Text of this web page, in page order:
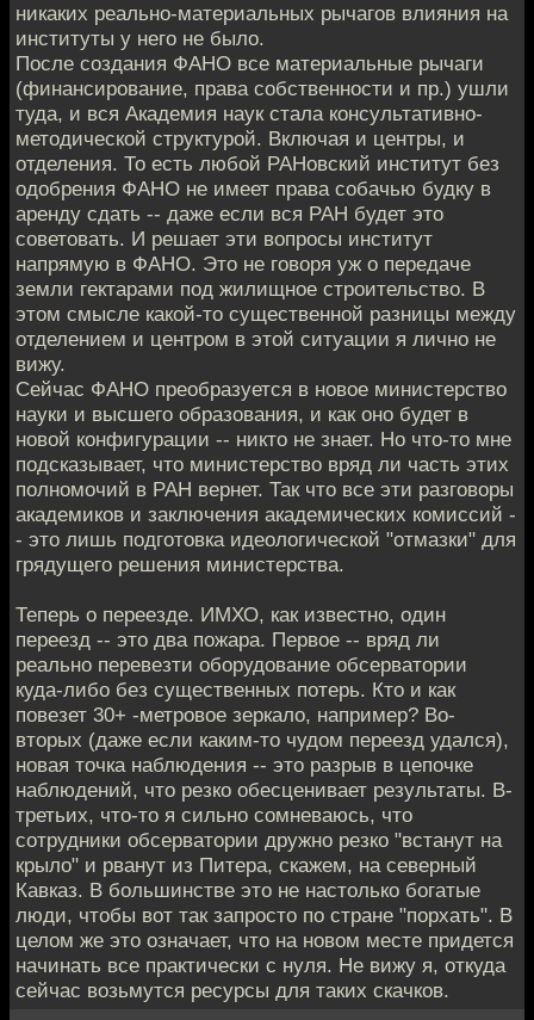
никаких реально-материальных рычагов влияния на
институты у него не было.
После создания ФАНО все материальные рычаги
(финансирование, права собственности и пр.) ушли
туда, и вся Академия наук стала консультативно-
методической структурой. Включая и центры, и
отделения. То есть любой РАНовский институт без
одобрения ФАНО не имеет права собачью будку в
аренду сдать -- даже если вся РАН будет это
советовать. И решает эти вопросы институт
напрямую в ФАНО. Это не говоря уж о передаче
земли гектарами под жилищное строительство. В
этом смысле какой-то существенной разницы между
отделением и центром в этой ситуации я лично не
вижу.
Сейчас ФАНО преобразуется в новое министерство
науки и высшего образования, и как оно будет в
новой конфигурации -- никто не знает. Но что-то мне
подсказывает, что министерство вряд ли часть этих
полномочий в РАН вернет. Так что все эти разговоры
академиков и заключения академических комиссий -
- это лишь подготовка идеологической "отмазки" для
грядущего решения министерства.
Теперь о переезде. ИМХО, как известно, один
переезд -- это два пожара. Первое -- вряд ли
реально перевезти оборудование обсерватории
куда-либо без существенных потерь. Кто и как
повезет 30+ -метровое зеркало, например? Во-
вторых (даже если каким-то чудом переезд удался),
новая точка наблюдения -- это разрыв в цепочке
наблюдений, что резко обесценивает результаты. В-
третьих, что-то я сильно сомневаюсь, что
сотрудники обсерватории дружно резко "встанут на
крыло" и рванут из Питера, скажем, на северный
Кавказ. В большинстве это не настолько богатые
люди, чтобы вот так запросто по стране "порхать". В
целом же это означает, что на новом месте придется
начинать все практически с нуля. Не вижу я, откуда
сейчас возьмутся ресурсы для таких скачков.